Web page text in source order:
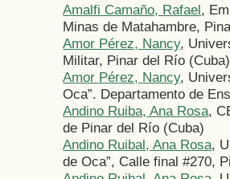
Amalfi Camaño, Rafael,
Minas de Matahambre,
Amor Pérez, Nancy,
Militar, Pinar del Río (Cuba)
Amor Pérez, Nancy,
Oca”. Departamento de
Andino Ruiba, Ana Rosa,
de Pinar del Río (Cuba)
Andino Ruibal, Ana Rosa,
de Oca”, Calle final #270,